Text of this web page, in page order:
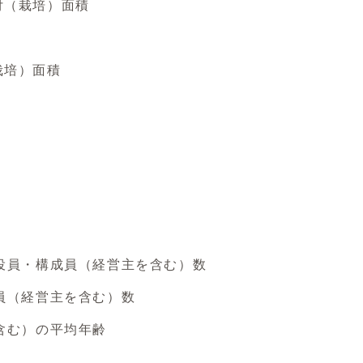
栽培）面積
）面積
・構成員（経営主を含む）数
経営主を含む）数
）の平均年齢